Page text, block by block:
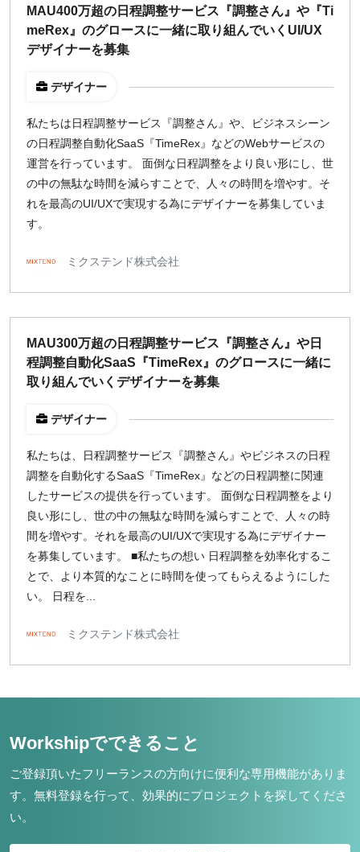
MAU400万超の日程調整サービス『調整さん』や『Ti
meRex』のグロースに一緒に取り組んでいくUI/UX
デザイナーを募集
デザイナー
私たちは日程調整サービス『調整さん』や、ビジネスシーン
の日程調整自動化SaaS『TimeRex』などのWebサービスの
運営を行っています。 面倒な日程調整をより良い形にし、世
の中の無駄な時間を減らすことで、人々の時間を増やす。そ
れを最高のUI/UXで実現する為にデザイナーを募集していま
す。
ミクステンド株式会社
MAU300万超の日程調整サービス『調整さん』や日
程調整自動化SaaS『TimeRex』のグロースに一緒に
取り組んでいくデザイナーを募集
デザイナー
私たちは、日程調整サービス『調整さん』やビジネスの日程
調整を自動化するSaaS『TimeRex』などの日程調整に関連
したサービスの提供を行っています。 面倒な日程調整をより
良い形にし、世の中の無駄な時間を減らすことで、人々の時
間を増やす。それを最高のUI/UXで実現する為にデザイナー
を募集しています。 ■私たちの想い 日程調整を効率化するこ
とで、より本質的なことに時間を使ってもらえるようにした
い。 日程を...
ミクステンド株式会社
Workshipでできること
ご登録頂いたフリーランスの方向けに便利な専用機能がありま
す。 無料登録を行って、効果的にプロジェクトを探してくださ
い。